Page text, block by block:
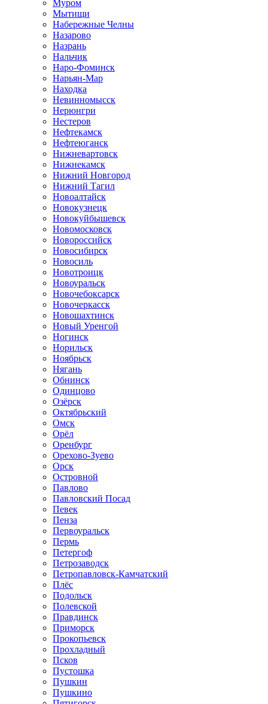
Муром
Мытищи
Набережные Челны
Назарово
Назрань
Нальчик
Наро-Фоминск
Нарьян-Мар
Находка
Невинномысск
Нерюнгри
Нестеров
Нефтекамск
Нефтеюганск
Нижневартовск
Нижнекамск
Нижний Новгород
Нижний Тагил
Новоалтайск
Новокузнецк
Новокуйбышевск
Новомосковск
Новороссийск
Новосибирск
Новосиль
Новотроицк
Новоуральск
Новочебоксарск
Новочеркасск
Новошахтинск
Новый Уренгой
Ногинск
Норильск
Ноябрьск
Нягань
Обнинск
Одинцово
Озёрск
Октябрьский
Омск
Орёл
Оренбург
Орехово-Зуево
Орск
Островной
Павлово
Павловский Посад
Певек
Пенза
Первоуральск
Пермь
Петергоф
Петрозаводск
Петропавловск-Камчатский
Плёс
Подольск
Полевской
Правдинск
Приморск
Прокопьевск
Прохладный
Псков
Пустошка
Пушкин
Пушкино